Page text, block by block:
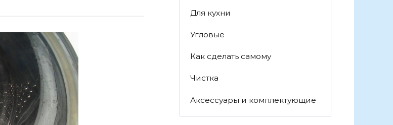
Для кухни
Угловые
Как сделать самому
Чистка
Аксессуары и комплектующие